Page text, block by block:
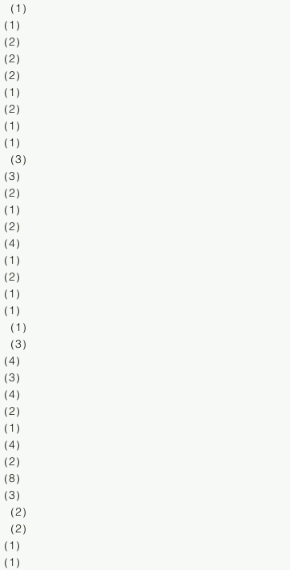
（1）
（1）
（2）
（2）
（2）
（1）
（2）
（1）
（1）
（3）
（3）
（2）
（1）
（2）
（4）
（1）
（2）
（1）
（1）
（1）
（3）
（4）
（3）
（4）
（2）
（1）
（4）
（2）
（8）
（3）
（2）
（2）
（1）
（1）